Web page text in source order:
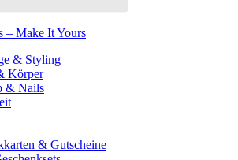
– Make It Yours
& Styling
Körper
& Nails
& Gutscheine